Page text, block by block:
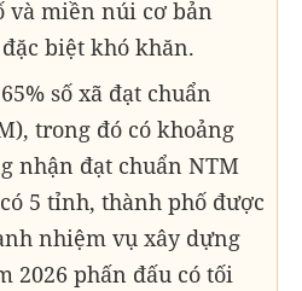
và miền núi cơ bản
biệt khó khăn.
số xã đạt chuẩn
trong đó có khoảng
nhận đạt chuẩn NTM
5 tỉnh, thành phố được
nhiệm vụ xây dựng
2026 phấn đấu có tối